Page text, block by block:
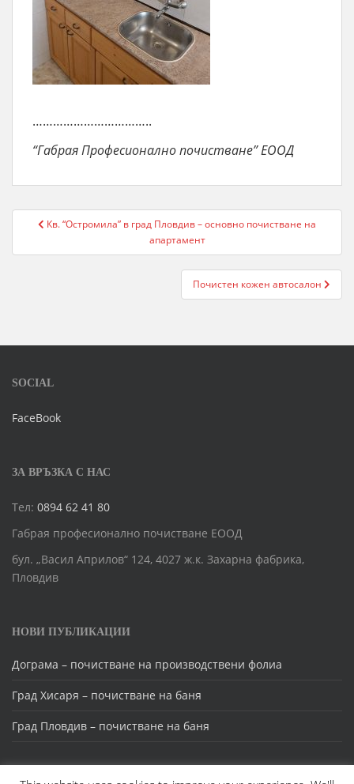
……………………………..
“Габрая Професионално почистване” ЕООД
Post Кв. “Остромила” в град Пловдив – основно почистване на
апартамент
Почистен кожен автосалон
SOCIAL
FaceBook
ЗА ВРЪЗКА С НАС
Тел: 0894 62 41 80
Габрая професионално почистване ЕООД
бул. „Васил Априлов“ 124, 4027 ж.к. Захарна фабрика,
Пловдив
НОВИ ПУБЛИКАЦИИ
Дограма – почистване на производствени фолиа
Град Хисаря – почистване на баня
Град Пловдив – почистване на баня